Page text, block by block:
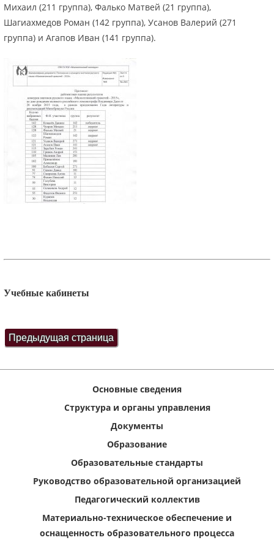
Михаил (211 группа), Фалько Матвей (21 группа),
Шагиахмедов Роман (142 группа), Усанов Валерий (271
группа) и Агапов Иван (141 группа).
Учебные кабинеты
Основные сведения
Структура и органы управления
Документы
Образование
Образовательные стандарты
Руководство образовательной организацией
Педагогический коллектив
Материально-техническое обеспечение и
оснащенность образовательного процесса